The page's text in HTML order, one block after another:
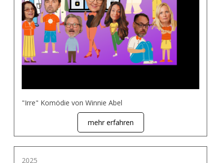
"Irre" Komödie von Winnie Abel
mehr erfahren
2025